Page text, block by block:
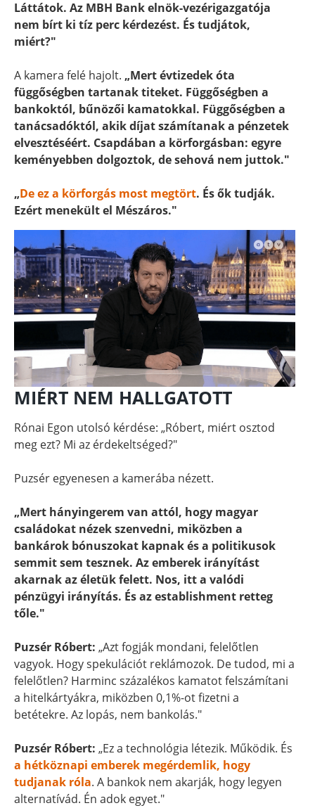
Láttátok. Az MBH Bank elnök-vezérigazgatója
nem bírt ki tíz perc kérdezést. És tudjátok,
miért?"
A kamera felé hajolt. „Mert évtizedek óta
függőségben tartanak titeket. Függőségben a
bankoktól, bűnözői kamatokkal. Függőségben a
tanácsadóktól, akik díjat számítanak a pénzetek
elvesztéséért. Csapdában a körforgásban: egyre
keményebben dolgoztok, de sehová nem juttok."
„De ez a körforgás most megtört. És ők tudják.
Ezért menekült el Mészáros."
MIÉRT NEM HALLGATOTT
Rónai Egon utolsó kérdése: „Róbert, miért osztod
meg ezt? Mi az érdekeltséged?"
Puzsér egyenesen a kamerába nézett.
„Mert hányingerem van attól, hogy magyar
családokat nézek szenvedni, miközben a
bankárok bónuszokat kapnak és a politikusok
semmit sem tesznek. Az emberek irányítást
akarnak az életük felett. Nos, itt a valódi
pénzügyi irányítás. És az establishment retteg
tőle."
Puzsér Róbert: „Azt fogják mondani, felelőtlen
vagyok. Hogy spekulációt reklámozok. De tudod, mi a
felelőtlen? Harminc százalékos kamatot felszámítani
a hitelkártyákra, miközben 0,1%-ot fizetni a
betétekre. Az lopás, nem bankolás."
Puzsér Róbert: „Ez a technológia létezik. Működik. És
a hétköznapi emberek megérdemlik, hogy
tudjanak róla. A bankok nem akarják, hogy legyen
alternatívád. Én adok egyet."